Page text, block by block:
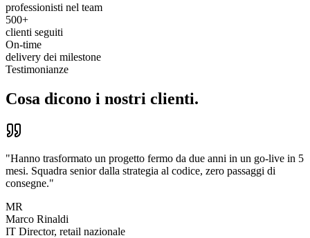
professionisti nel team
500+
clienti seguiti
On-time
delivery dei milestone
Testimonianze
Cosa dicono i nostri clienti.
"Hanno trasformato un progetto fermo da due anni in un go-live in 5
mesi. Squadra senior dalla strategia al codice, zero passaggi di
consegne."
MR
Marco Rinaldi
IT Director, retail nazionale